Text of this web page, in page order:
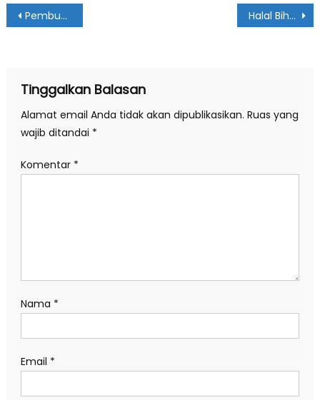
Navigasi
Pembukaan Kampung Ramadhan 2026, Menghidupkan Nilai Edukasi dan Kebersamaan di Bulan Suci Halal Bihalal di SMA Muhammadiyah 1 Ponorogo, Tradisi Pererat Nilai-Nilai Keislaman
Tinggalkan Balasan
Alamat email Anda tidak akan dipublikasikan. Ruas yang
wajib ditandai *
Komentar *
Nama *
Email *